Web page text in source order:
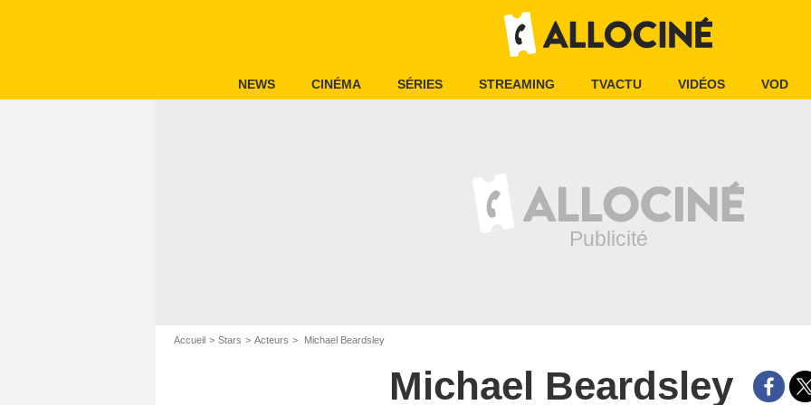
NEWS CINÉMA SÉRIES STREAMING TVACTU VIDÉOS VOD
Accueil Stars Acteurs Michael Beardsley
Michael Beardsley